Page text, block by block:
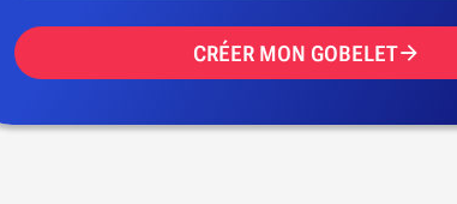
CRÉER MON GOBELET